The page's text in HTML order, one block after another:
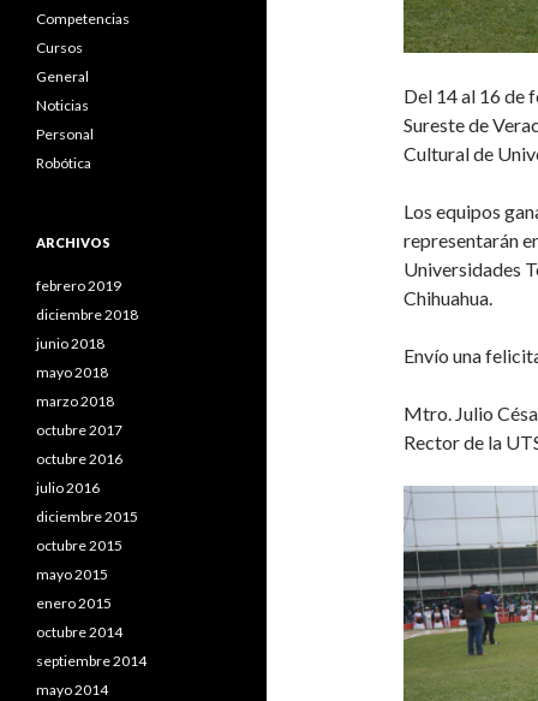
Del 14 al 16 de
Sureste de
Cultural de
Los equipos
representarán
Universidades
Chihuahua.
Envío una
Mtro. Julio
Rector de la
Competencias
Cursos
General
Noticias
Personal
Robótica
ARCHIVOS
febrero 2019
diciembre 2018
junio 2018
mayo 2018
marzo 2018
octubre 2017
octubre 2016
julio 2016
diciembre 2015
octubre 2015
mayo 2015
enero 2015
octubre 2014
septiembre 2014
mayo 2014